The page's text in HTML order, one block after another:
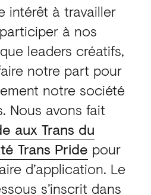
intérêt à travailler
à nos
leaders créatifs,
notre part pour
notre société
Nous avons fait
aux Trans du
Trans Pride pour
d’application. Le
s’inscrit dans